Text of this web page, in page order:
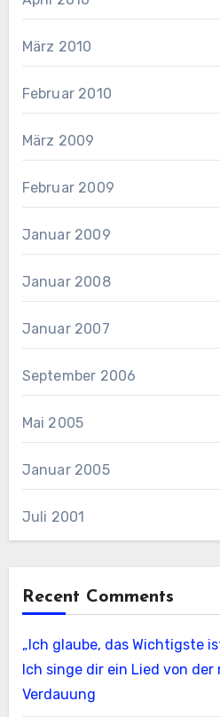
März 2010
Februar 2010
März 2009
Februar 2009
Januar 2009
Januar 2008
Januar 2007
September 2006
Mai 2005
Januar 2005
Juli 2001
Recent Comments
„Ich glaube, das Wichtigste
Ich singe dir ein Lied von
Verdauung